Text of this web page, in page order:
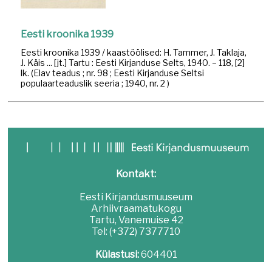
Eesti kroonika 1939
Eesti kroonika 1939 / kaastöölised: H. Tammer, J. Taklaja,
J. Käis ... [jt.] Tartu : Eesti Kirjanduse Selts, 1940. – 118, [2]
lk. (Elav teadus ; nr. 98 ; Eesti Kirjanduse Seltsi
populaarteaduslik seeria ; 1940, nr. 2 )
Kontakt:
Eesti Kirjandusmuuseum
Arhiivraamatukogu
Tartu, Vanemuise 42
Tel: (+372) 7377710
Külastusi:604401